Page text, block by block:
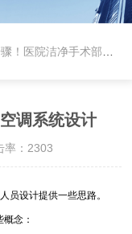
医院洁净手术部空调系统设计
调系统设计
：2303
员设计提供一些思路。
念：